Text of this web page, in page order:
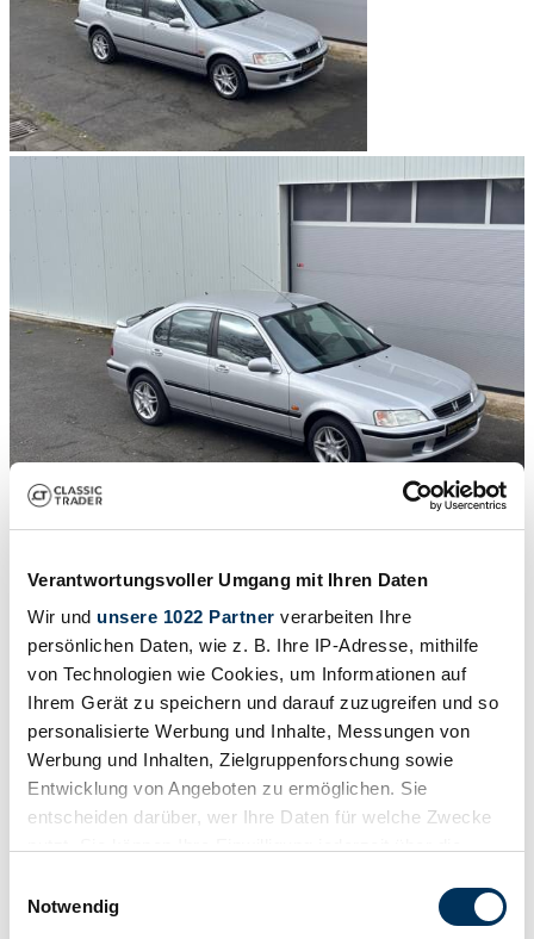
Verantwortungsvoller Umgang mit Ihren Daten
Wir und unsere 1022 Partner verarbeiten Ihre
persönlichen Daten, wie z. B. Ihre IP-Adresse, mithilfe
von Technologien wie Cookies, um Informationen auf
Ihrem Gerät zu speichern und darauf zuzugreifen und so
personalisierte Werbung und Inhalte, Messungen von
Werbung und Inhalten, Zielgruppenforschung sowie
Entwicklung von Angeboten zu ermöglichen. Sie
entscheiden darüber, wer Ihre Daten für welche Zwecke
Trigger Symbol ändern oder widerrufen
Notwendig
/50
2000 | Honda Civic
HONDA Civic 1.Hand 42tkm
$15,856